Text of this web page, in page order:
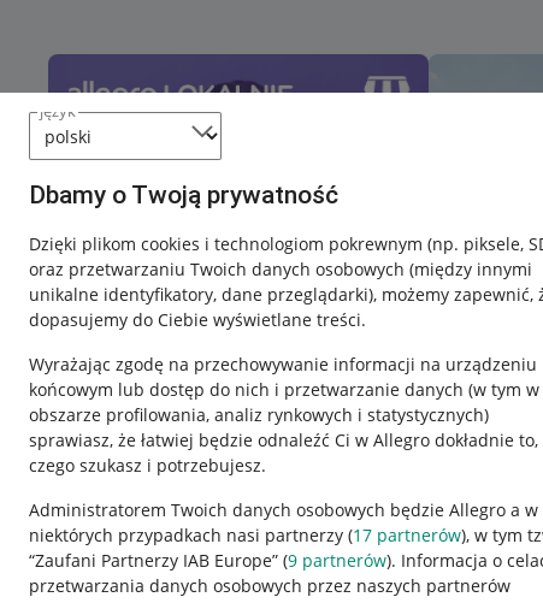
język
Dbamy o Twoją prywatność
Dzięki plikom cookies i technologiom pokrewnym (np. piksele,
oraz przetwarzaniu Twoich danych osobowych (między innymi
unikalne identyfikatory, dane przeglądarki), możemy zapewnić,
dopasujemy do Ciebie wyświetlane treści.
Wyrażając zgodę na przechowywanie informacji na urządzeniu
końcowym lub dostęp do nich i przetwarzanie danych (w tym w
obszarze profilowania, analiz rynkowych i statystycznych)
sprawiasz, że łatwiej będzie odnaleźć Ci w Allegro dokładnie to,
czego szukasz i potrzebujesz.
Administratorem Twoich danych osobowych będzie Allegro a w
niektórych przypadkach nasi partnerzy (17 partnerów), w tym
“Zaufani Partnerzy IAB Europe” (9 partnerów). Informacja o
przetwarzania danych osobowych przez naszych partnerów
Nawigacja
Przydatne informacje
Jak to działa
Napisz do nas
Regulamin
Polityka plików